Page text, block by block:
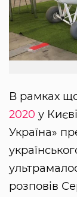
В рамках
2020 у
Україна»
розповів